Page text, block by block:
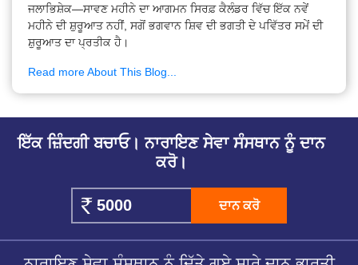
ਜਲਾਭਿਸ਼ੇਕ—ਸਾਵਣ ਮਹੀਨੇ ਦਾ ਆਗਮਨ ਸਿਰਫ਼ ਕੈਲੰਡਰ ਵਿੱਚ ਇੱਕ ਨਵੇਂ
ਮਹੀਨੇ ਦੀ ਸ਼ੁਰੂਆਤ ਨਹੀਂ, ਸਗੋਂ ਭਗਵਾਨ ਸ਼ਿਵ ਦੀ ਭਗਤੀ ਦੇ ਪਵਿੱਤਰ ਸਮੇਂ ਦੀ
ਸ਼ੁਰੂਆਤ ਦਾ ਪ੍ਰਤੀਕ ਹੈ।
Read more About This Blog...
ਇੱਕ ਜ਼ਿੰਦਗੀ ਬਚਾਓ। ਨਾਰਾਇਣ ਸੇਵਾ ਸੰਸਥਾਨ ਨੂੰ ਦਾਨ
ਕਰੋ।
ਦਾਨ ਕਰੋ